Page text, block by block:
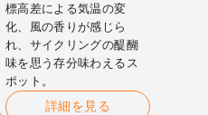
標高差による気温の変
化、風の香りが感じら
れ、サイクリングの醍醐
味を思う存分味わえるス
ポット。
詳細を見る